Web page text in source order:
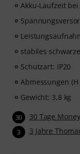
Akku-Laufzeit
stabiles
Schutzart: IP20
Abmessungen (H
Gewicht: 3,8 kg
30 30 Tage
3 3 Jahre